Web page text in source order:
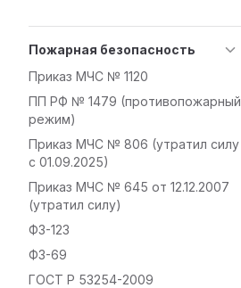
Пожарная безопасность
Приказ МЧС № 1120
ПП РФ № 1479 (противопожарный
режим)
Приказ МЧС № 806 (утратил силу
с 01.09.2025)
Приказ МЧС № 645 от 12.12.2007
(утратил силу)
ФЗ-123
ФЗ-69
ГОСТ Р 53254-2009